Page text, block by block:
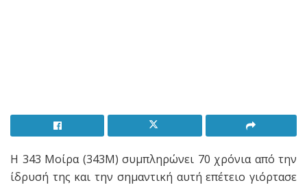
H 343 Μοίρα (343Μ) συμπληρώνει 70 χρόνια από την
ίδρυσή της και την σημαντική αυτή επέτειο γιόρτασε